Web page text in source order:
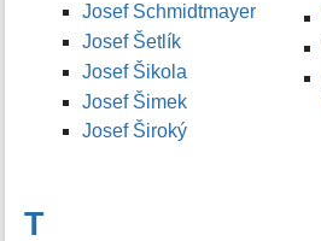
Josef Schmidtmayer
Josef Šetlík
Josef Šikola
Josef Šimek
Josef Široký
T